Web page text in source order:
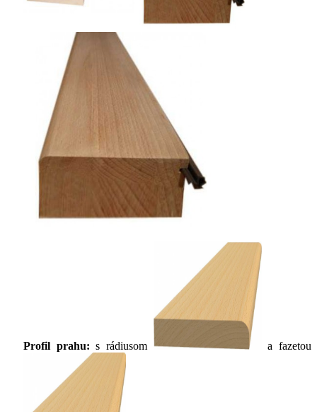
Profil prahu: s rádiusom a fazetou